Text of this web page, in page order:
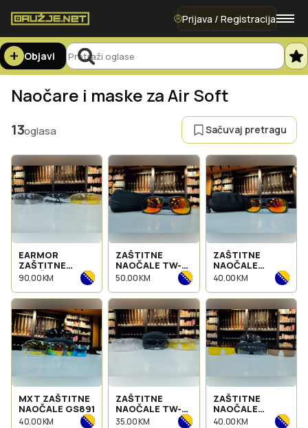
Prijava / Registracija
Objavi
Naočare i maske za Air Soft
13oglasa Sačuvaj pretragu
EARMOR
ZAŠTITNE
NAOČALE S01-
90.00 KM
ZAŠTITNE
NAOČALE TW-
TGC6
50.00 KM
ZAŠTITNE
NAOČALE
MXTGX7
40.00 KM
MXT ZAŠTITNE
NAOČALE GS891
40.00 KM
ZAŠTITNE
NAOČALE TW-
TGEC1
35.00 KM
ZAŠTITNE
NAOČALE
MXTGC2
40.00 KM